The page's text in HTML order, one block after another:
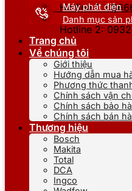
Hotline 1:
Hotline 2:
Máy phát điện
Danh mục sản
Trang chủ
Về chúng tôi
Giới thiệu
Hướng dẫn mua
Phương thức
Chính sách vận
Chính sách bảo
Chính sách bán
Thương hiệu
Bosch
Makita
Total
DCA
Ingco